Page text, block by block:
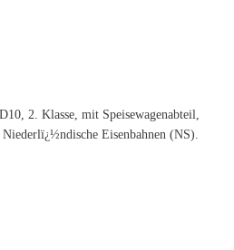
2. Klasse, mit Speisewagenabteil,
Eisenbahnen (NS).